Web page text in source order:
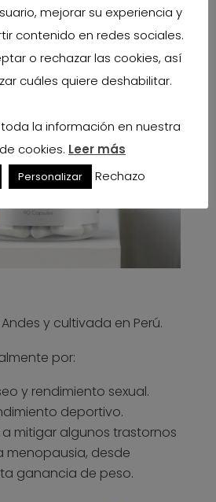
y cultivada en Perú.
por:
y rendimiento sexual.
deportivo.
mitigar algunos trastornos
menopausia, desde
ganancia de peso.
mejorar su experiencia y
contenido en redes sociales.
o rechazar las cookies, así
cuáles quiere deshabilitar.
la información en nuestra
cookies. Leer más
Personalizar Rechazo